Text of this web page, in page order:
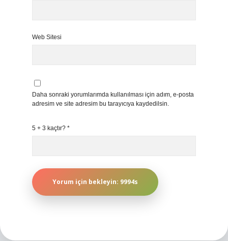
Web Sitesi
Daha sonraki yorumlarımda kullanılması için adım, e-posta
adresim ve site adresim bu tarayıcıya kaydedilsin.
5 + 3 kaçtır? *